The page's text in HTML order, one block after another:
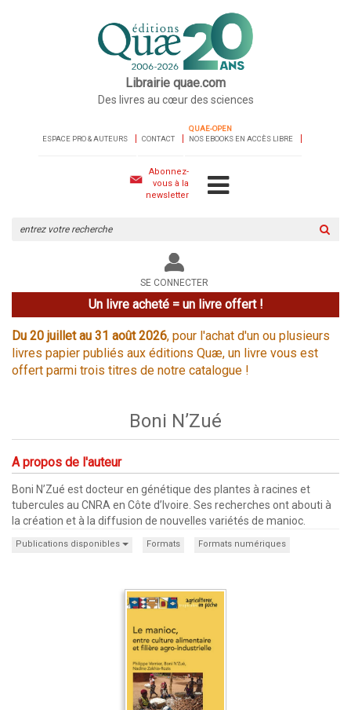
Librairie quae.com
Des livres au cœur des sciences
ESPACE PRO & AUTEURS CONTACT
QUAE-OPEN
NOS EBOOKS EN ACCÈS LIBRE
Abonnez-
vous à la
newsletter
le
site
SE CONNECTER
Un livre acheté = un livre offert !
Du 20 juillet au 31 août 2026, pour l'achat d'un ou plusieurs
livres papier publiés aux éditions Quæ, un livre vous est
offert parmi trois titres de notre catalogue !
Boni N’Zué
A propos de l'auteur
Boni N’Zué est docteur en génétique des plantes à racines et
tubercules au CNRA en Côte d’Ivoire. Ses recherches ont abouti à
la création et à la diffusion de nouvelles variétés de manioc.
Publications disponibles Formats Formats numériques